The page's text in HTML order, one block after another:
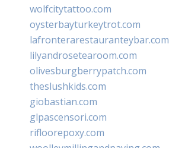
wolfcitytattoo.com
oysterbayturkeytrot.com
lafronterarestauranteybar.com
lilyandrosetearoom.com
olivesburgberrypatch.com
theslushkids.com
giobastian.com
glpascensori.com
rifloorepoxy.com